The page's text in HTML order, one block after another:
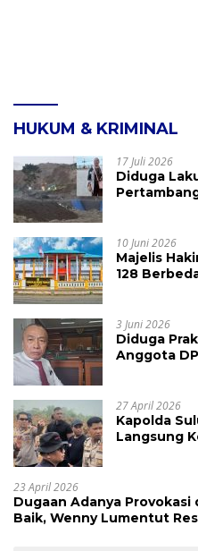
HUKUM & KRIMINAL
17 Juli 2026
Diduga
10 Juni 2026
Majelis
128
3 Juni 2026
Diduga
Anggota
27 April 2026
Kapolda
Langsung
23 April 2026
Dugaan Adanya Provokasi
Baik, Wenny Lumentut